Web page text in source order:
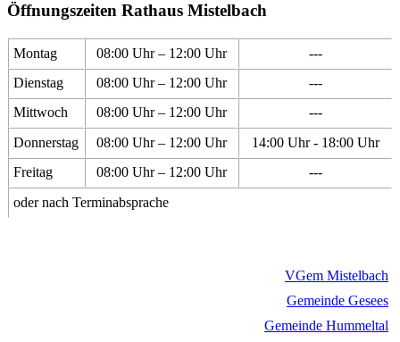
Öffnungszeiten Rathaus Mistelbach
Montag 08:00 Uhr – 12:00 Uhr
---
Dienstag
08:00 Uhr – 12:00 Uhr
---
Mittwoch
08:00 Uhr – 12:00 Uhr
---
Donnerstag
08:00 Uhr – 12:00 Uhr
14:00 Uhr - 18:00 Uhr
Freitag
08:00 Uhr – 12:00 Uhr
---
oder nach Terminabsprache
VGem Mistelbach
Gemeinde Gesees
Gemeinde Hummeltal